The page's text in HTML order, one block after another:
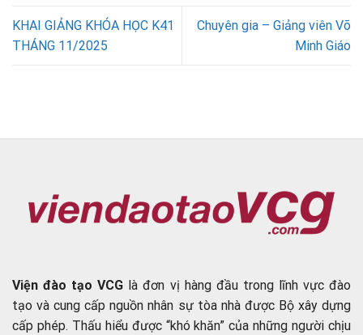
KHAI GIẢNG KHÓA HỌC K41
THÁNG 11/2025
Chuyên gia – Giảng viên Võ
Minh Giáo
Viện đào tạo VCG là đơn vị hàng đầu trong lĩnh vực đào
tạo và cung cấp nguồn nhân sự tòa nhà được Bộ xây dựng
cấp phép. Thấu hiểu được “khó khăn” của những người chịu